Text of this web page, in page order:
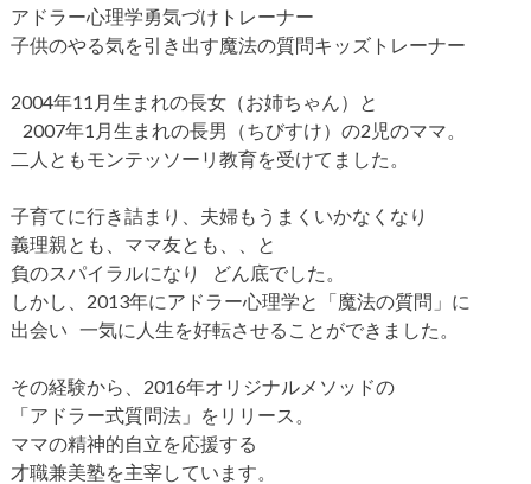
アドラー心理学勇気づけトレーナー
子供のやる気を引き出す魔法の質問キッズトレーナー
2004年11月生まれの長女（お姉ちゃん）と
2007年1月生まれの長男（ちびすけ）の2児のママ。
二人ともモンテッソーリ教育を受けてました。
子育てに行き詰まり、夫婦もうまくいかなくなり
義理親とも、ママ友とも、、と
負のスパイラルになり どん底でした。
しかし、2013年にアドラー心理学と「魔法の質問」に
出会い 一気に人生を好転させることができました。
その経験から、2016年オリジナルメソッドの
「アドラー式質問法」をリリース。
ママの精神的自立を応援する
才職兼美塾を主宰しています。